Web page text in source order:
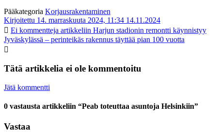
Pääkategoria Korjausrakentaminen
Kirjoitettu 14. marraskuuta 2024, 11:34 14.11.2024
Ei kommentteja artikkeliin Harjun stadionin remontti käynnistyy
Jyväskylässä – perinteikäs rakennus täyttää pian 100 vuotta
Tätä artikkelia ei ole kommentoitu
Jätä kommentti
0 vastausta artikkeliin “Peab toteuttaa asuntoja Helsinkiin”
Vastaa